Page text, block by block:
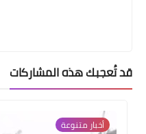
قد تُعجبك هذه المشاركات
أخبار ‏متنوعة